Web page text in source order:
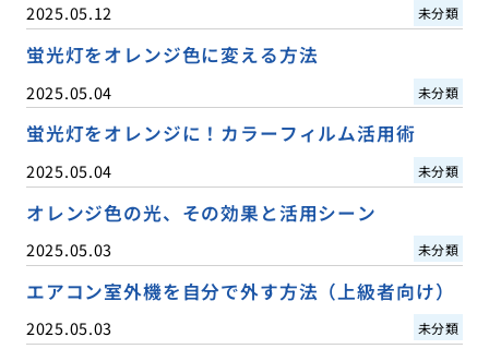
2025.05.12 未分類
蛍光灯をオレンジ色に変える方法
2025.05.04 未分類
蛍光灯をオレンジに！カラーフィルム活用術
2025.05.04 未分類
オレンジ色の光、その効果と活用シーン
2025.05.03 未分類
エアコン室外機を自分で外す方法（上級者向け）
2025.05.03 未分類